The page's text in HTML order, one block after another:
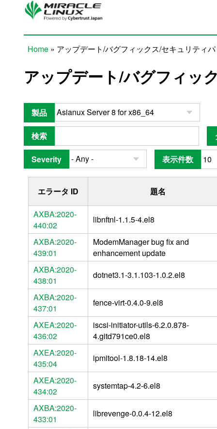
Skip to main content
Home » アップデート/バグフィックス/セキュリティ
アップデート/バグフィッ
製品
検索
Severity 表示件数
エラータ ID 題名
AXBA:2020-
440:02
libnftnl-1.1.5-4.el8
AXBA:2020-
439:01
ModemManager bug fix and
enhancement update
AXBA:2020-
438:01
dotnet3.1-3.1.103-1.0.2.el8
AXBA:2020-
437:01
fence-virt-0.4.0-9.el8
AXEA:2020-
436:02
iscsi-initiator-utils-6.2.0.878-
4.gitd791ce0.el8
AXEA:2020-
435:04
ipmitool-1.8.18-14.el8
AXEA:2020-
434:02
systemtap-4.2-6.el8
AXBA:2020-
433:01
librevenge-0.0.4-12.el8